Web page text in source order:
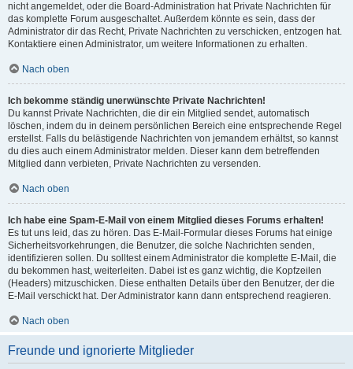
nicht angemeldet, oder die Board-Administration hat Private Nachrichten für
das komplette Forum ausgeschaltet. Außerdem könnte es sein, dass der
Administrator dir das Recht, Private Nachrichten zu verschicken, entzogen hat.
Kontaktiere einen Administrator, um weitere Informationen zu erhalten.
Nach oben
Ich bekomme ständig unerwünschte Private Nachrichten!
Du kannst Private Nachrichten, die dir ein Mitglied sendet, automatisch
löschen, indem du in deinem persönlichen Bereich eine entsprechende Regel
erstellst. Falls du belästigende Nachrichten von jemandem erhältst, so kannst
du dies auch einem Administrator melden. Dieser kann dem betreffenden
Mitglied dann verbieten, Private Nachrichten zu versenden.
Nach oben
Ich habe eine Spam-E-Mail von einem Mitglied dieses Forums erhalten!
Es tut uns leid, das zu hören. Das E-Mail-Formular dieses Forums hat einige
Sicherheitsvorkehrungen, die Benutzer, die solche Nachrichten senden,
identifizieren sollen. Du solltest einem Administrator die komplette E-Mail, die
du bekommen hast, weiterleiten. Dabei ist es ganz wichtig, die Kopfzeilen
(Headers) mitzuschicken. Diese enthalten Details über den Benutzer, der die
E-Mail verschickt hat. Der Administrator kann dann entsprechend reagieren.
Nach oben
Freunde und ignorierte Mitglieder